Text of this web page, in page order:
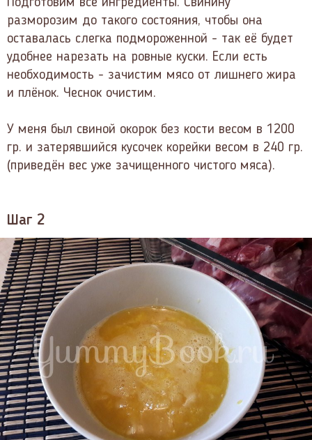
Подготовим все ингредиенты. Свинину
разморозим до такого состояния, чтобы она
оставалась слегка подмороженной - так её будет
удобнее нарезать на ровные куски. Если есть
необходимость - зачистим мясо от лишнего жира
и плёнок. Чеснок очистим.
У меня был свиной окорок без кости весом в 1200
гр. и затерявшийся кусочек корейки весом в 240 гр.
(приведён вес уже зачищенного чистого мяса).
Шаг 2